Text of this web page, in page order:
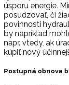
úsporu energie.
posudzovať, či
povinnosti
by napríklad
napr. vtedy, ak
kúpiť nový
Postupná obnova